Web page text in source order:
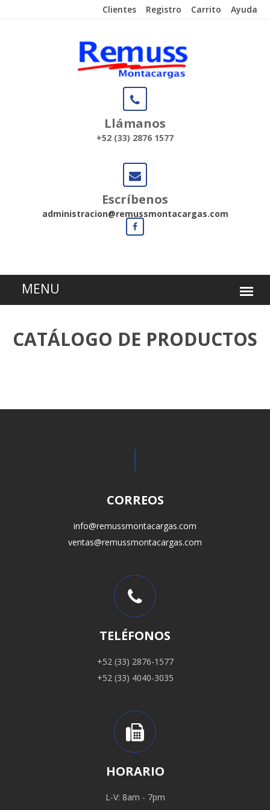
Clientes Registro Carrito Ayuda
Llámanos
+52 (33) 2876 1577
Escríbenos
administracion@remussmontacargas.com
CATÁLOGO DE PRODUCTOS
CORREOS
info@remussmontacargas.com
ventas@remussmontacargas.com
TELÉFONOS
+52 (33) 2876-1577
+52 (33) 4040-3035
HORARIO
L-V: 8am - 7pm